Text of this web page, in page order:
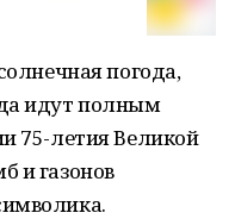
погода,
идут полным
75-летия Великой
и газонов